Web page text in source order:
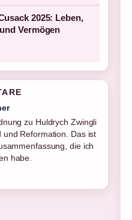
2025: Leben,
Vermögen
Hübner: Karriere,
Polizeiruf-Ausstieg
den ausgewogenen